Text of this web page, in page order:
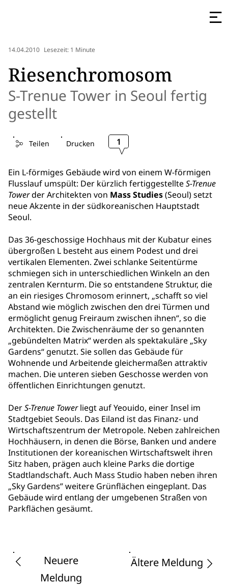
14.04.2010 Lesezeit: 1 Minute
Riesenchromosom
S-Trenue Tower in Seoul fertig
gestellt
Teilen Drucken 1
Ein L-förmiges Gebäude wird von einem W-förmigen
Flusslauf umspült: Der kürzlich fertiggestellteS-Trenue
Towerder Architekten von Mass Studies(Seoul) setzt
neue Akzente in der südkoreanischen Hauptstadt
Seoul.
Das 36-geschossige Hochhaus mit der Kubatur eines
übergroßen L besteht aus einem Podest und drei
vertikalen Elementen. Zwei schlanke Seitentürme
schmiegen sich in unterschiedlichen Winkeln an den
zentralen Kernturm. Die so entstandene Struktur, die
an ein riesiges Chromosom erinnert, „schafft so viel
Abstand wie möglich zwischen den drei Türmen und
ermöglicht genug Freiraum zwischen ihnen“, so die
Architekten. Die Zwischenräume der so genannten
„gebündelten Matrix“ werden als spektakuläre „Sky
Gardens“ genutzt. Sie sollen das Gebäude für
Wohnende und Arbeitende gleichermaßen attraktiv
machen. Die unteren sieben Geschosse werden von
öffentlichen Einrichtungen genutzt.
DerS-Trenue Towerliegt auf Yeouido, einer Insel im
Stadtgebiet Seouls. Das Eiland ist das Finanz- und
Wirtschaftszentrum der Metropole. Neben zahlreichen
Hochhäusern, in denen die Börse, Banken und andere
Institutionen der koreanischen Wirtschaftswelt ihren
Sitz haben, prägen auch kleine Parks die dortige
Stadtlandschaft. Auch Mass Studio haben neben ihren
„Sky Gardens” weitere Grünflächen eingeplant. Das
Gebäude wird entlang der umgebenen Straßen von
Parkflächen gesäumt.
Neuere
Meldung
Ältere Meldung